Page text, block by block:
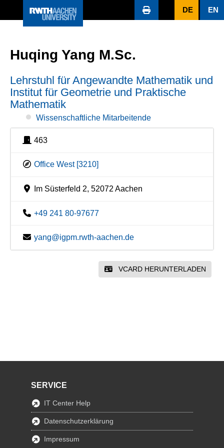
DE EN
Huqing Yang M.Sc.
Lehrstuhl für Angewandte Mathematik und
Institut für Geometrie und Praktische
Mathematik
Wissenschaftliche Mitarbeitende
463
Office West [3210]
Im Süsterfeld 2, 52072 Aachen
+49 241 80-97677
yang@igpm.rwth-aachen.de
VCARD HERUNTERLADEN
SERVICE
IT Center Help
Datenschutzerklärung
Impressum